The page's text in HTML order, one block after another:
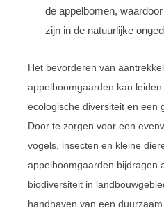
de appelbomen,
zijn in de natuurlijke
Het bevorderen van
appelboomgaarden kan
ecologische diversiteit en een
Door te zorgen voor een
vogels, insecten en kleine
appelboomgaarden bijdragen
biodiversiteit in
handhaven van een duurzaam